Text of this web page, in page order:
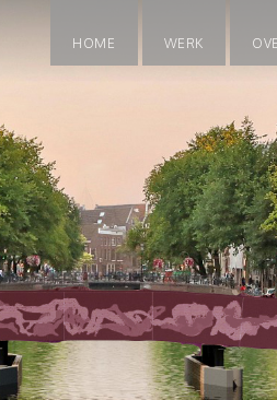
HOME WERK